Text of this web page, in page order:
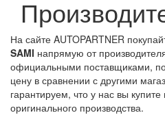
На сайте AUTOPARTNER
SAMI напрямую от
официальными поставщиками,
цену в сравнении с другими
гарантируем, что у нас вы
оригинального производства.